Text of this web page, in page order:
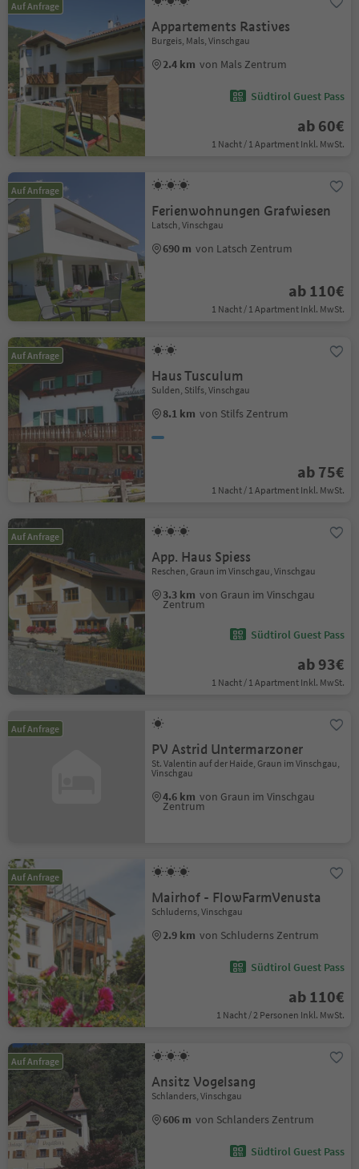
Auf Anfrage
Appartements Rastives
Burgeis, Mals, Vinschgau
2.4 km von Mals Zentrum
Südtirol Guest Pass
ab 60€
1 Nacht / 1 Apartment Inkl. MwSt.
Auf Anfrage
Ferienwohnungen Grafwiesen
Latsch, Vinschgau
690 m von Latsch Zentrum
ab 110€
1 Nacht / 1 Apartment Inkl. MwSt.
Auf Anfrage
Haus Tusculum
Sulden, Stilfs, Vinschgau
8.1 km von Stilfs Zentrum
ab 75€
1 Nacht / 1 Apartment Inkl. MwSt.
Auf Anfrage
App. Haus Spiess
Reschen, Graun im Vinschgau, Vinschgau
3.3 km von Graun im Vinschgau
Zentrum
Südtirol Guest Pass
ab 93€
1 Nacht / 1 Apartment Inkl. MwSt.
Auf Anfrage
PV Astrid Untermarzoner
St. Valentin auf der Haide, Graun im Vinschgau,
Vinschgau
4.6 km von Graun im Vinschgau
Zentrum
Auf Anfrage
Mairhof - FlowFarmVenusta
Schluderns, Vinschgau
2.9 km von Schluderns Zentrum
Südtirol Guest Pass
ab 110€
1 Nacht / 2 Personen Inkl. MwSt.
Auf Anfrage
Ansitz Vogelsang
Schlanders, Vinschgau
606 m von Schlanders Zentrum
Südtirol Guest Pass